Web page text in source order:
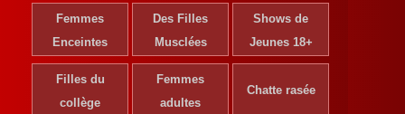
Femmes
Enceintes
Des Filles
Musclées
Shows de
Jeunes 18+
Filles du
collège
Femmes
adultes
Chatte rasée